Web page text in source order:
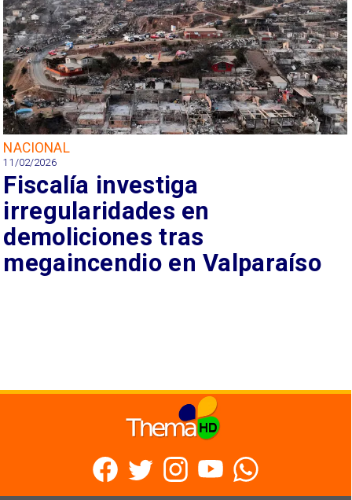
NACIONAL
11/02/2026
Fiscalía investiga
irregularidades en
demoliciones tras
megaincendio en Valparaíso